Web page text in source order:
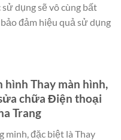
dụng sẽ vô cùng bất
đảm hiệu quả sử dụng
hình Thay màn hình,
chữa Điện thoại
Trang
minh, đặc biệt là Thay